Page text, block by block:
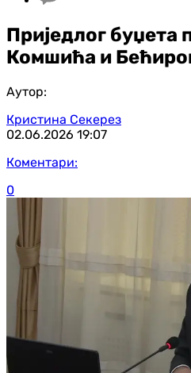
Приједлог буџета
Комшића и
Аутор:
Кристина Секерез
02.06.2026 19:07
Коментари:
0